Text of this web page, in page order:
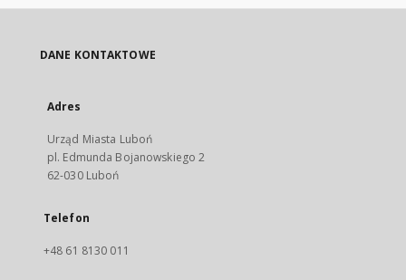
DANE KONTAKTOWE
Adres
Urząd Miasta Luboń
pl. Edmunda Bojanowskiego 2
62-030 Luboń
Telefon
+48 61 8130 011